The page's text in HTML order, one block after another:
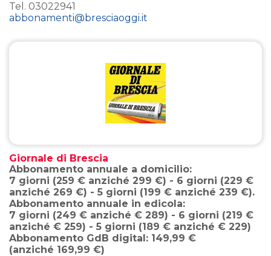
Tel. 03022941
abbonamenti@bresciaoggi.it
Giornale di Brescia
Abbonamento annuale a domicilio:
7 giorni (259 € anziché 299 €) - 6 giorni (229 €
anziché 269 €) - 5 giorni (199 € anziché 239 €).
Abbonamento annuale in edicola:
7 giorni (249 € anziché € 289) - 6 giorni (219 €
anziché € 259) - 5 giorni (189 € anziché € 229)
Abbonamento GdB digital: 149,99 €
(anziché 169,99 €)